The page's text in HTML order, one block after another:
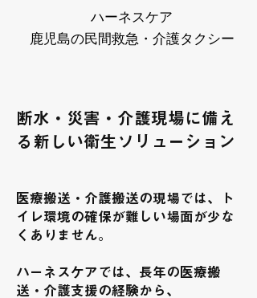
ハーネスケア
鹿児島の民間救急・介護タクシー
断水・災害・介護現場に備え
る新しい衛生ソリューション
医療搬送・介護搬送の現場では、ト
イレ環境の確保が難しい場面が少な
くありません。
ハーネスケアでは、長年の医療搬
送・介護支援の経験から、